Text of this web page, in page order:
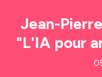
Jean-
"L'IA pour
des